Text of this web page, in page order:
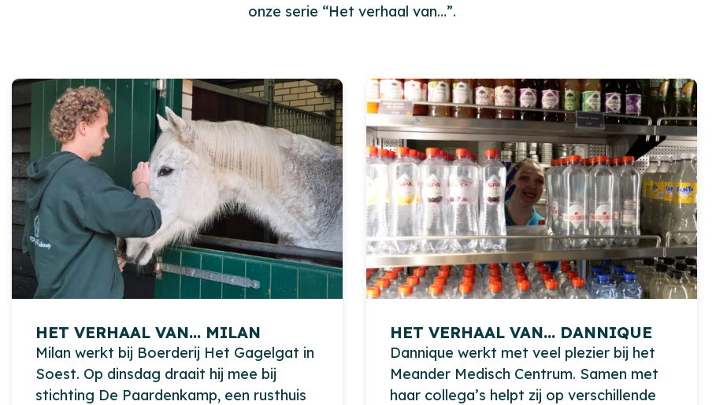
onze serie “Het verhaal van…”.
HET VERHAAL VAN… MILAN
Milan werkt bij Boerderij Het Gagelgat in
Soest. Op dinsdag draait hij mee bij
stichting De Paardenkamp, een rusthuis
HET VERHAAL VAN… DANNIQUE
Dannique werkt met veel plezier bij het
Meander Medisch Centrum. Samen met
haar collega’s helpt zij op verschillende